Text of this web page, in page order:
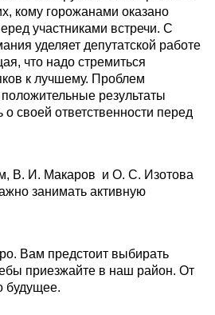
кому горожанами оказано
участниками встречи. С
уделяет депутатской работе
что надо стремиться
к лучшему. Проблем
результаты
своей ответственности перед
В. И. Макаров и О. С. Изотова
занимать активную
Вам предстоит выбирать
приезжайте в наш район. От
будущее.